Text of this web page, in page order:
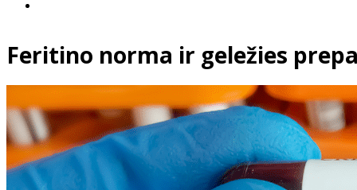
Feritino norma ir geležies